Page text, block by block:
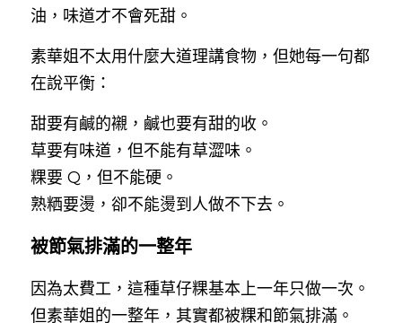
油，味道才不會死甜。
素華姐不太用什麼大道理講食物，但她每一句都
在說平衡：
甜要有鹹的襯，鹹也要有甜的收。
草要有味道，但不能有草澀味。
粿要 Q，但不能硬。
熟粞要燙，卻不能燙到人做不下去。
被節氣排滿的一整年
因為太費工，這種草仔粿基本上一年只做一次。
但素華姐的一整年，其實都被粿和節氣排滿。